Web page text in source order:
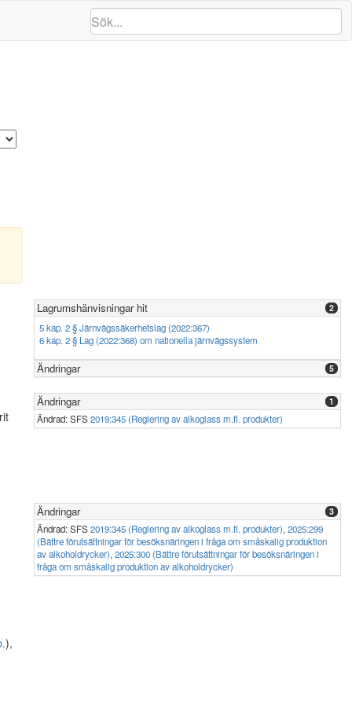
Lagrumshänvisningar hit 2
5 kap. 2 § Järnvägssäkerhetslag (2022:367)
6 kap. 2 § Lag (2022:368) om nationella järnvägssystem
Ändringar 5
Ändringar 1
Ändrad: SFS2019:345 (Reglering av alkoglass m.fl. produkter)
),
Ändringar 3
Ändrad: SFS2019:345 (Reglering av alkoglass m.fl. produkter),2025:299
(Bättre förutsättningar för besöksnäringen i fråga om småskalig produktion
av alkoholdrycker),2025:300 (Bättre förutsättningar för besöksnäringen i
fråga om småskalig produktion av alkoholdrycker)